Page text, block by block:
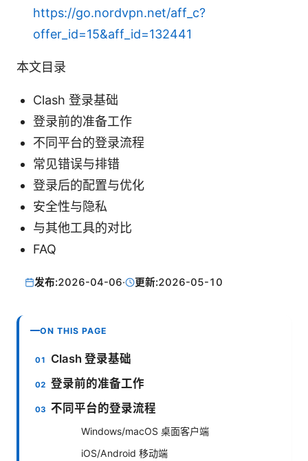
https://go.nordvpn.net/aff_c?
offer_id=15&aff_id=132441
本文目录
Clash 登录基础
登录前的准备工作
不同平台的登录流程
常见错误与排错
登录后的配置与优化
安全性与隐私
与其他工具的对比
FAQ
发布:2026-04-06· 更新:2026-05-10
ON THIS PAGE
Clash 登录基础
登录前的准备工作
不同平台的登录流程
Windows/macOS 桌面客户端
iOS/Android 移动端